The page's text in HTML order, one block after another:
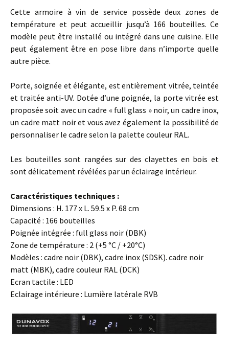
Cette armoire à vin de service possède deux zones de
température et peut accueillir jusqu’à 166 bouteilles. Ce
modèle peut être installé ou intégré dans une cuisine. Elle
peut également être en pose libre dans n’importe quelle
autre pièce.
Porte, soignée et élégante, est entièrement vitrée, teintée
et traitée anti-UV. Dotée d’une poignée, la porte vitrée est
proposée soit avec un cadre « full glass » noir, un cadre inox,
un cadre matt noir et vous avez également la possibilité de
personnaliser le cadre selon la palette couleur RAL.
Les bouteilles sont rangées sur des clayettes en bois et
sont délicatement révélées par un éclairage intérieur.
Caractéristiques techniques :
Dimensions : H. 177 x L. 59.5 x P. 68 cm
Capacité : 166 bouteilles
Poignée intégrée : full glass noir (DBK)
Zone de température : 2 (+5 °C / +20°C)
Modèles : cadre noir (DBK), cadre inox (SDSK). cadre noir
matt (MBK), cadre couleur RAL (DCK)
Ecran tactile : LED
Eclairage intérieure : Lumière latérale RVB